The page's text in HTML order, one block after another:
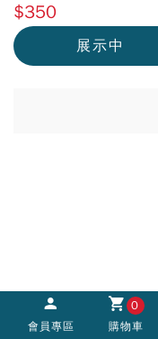
$350
展示中
會員專區
0
購物車